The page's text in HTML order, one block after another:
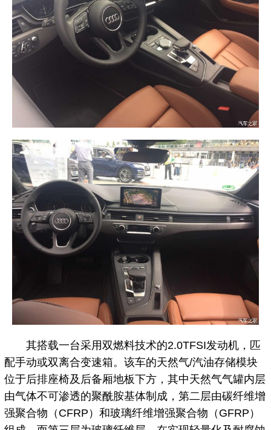
其搭载一台采用双燃料技术的2.0TFSI发动机，匹
配手动或双离合变速箱。该车的天然气/汽油存储模块
位于后排座椅及后备厢地板下方，其中天然气气罐内层
由气体不可渗透的聚酰胺基体制成，第二层由碳纤维增
强聚合物（CFRP）和玻璃纤维增强聚合物（GFRP）